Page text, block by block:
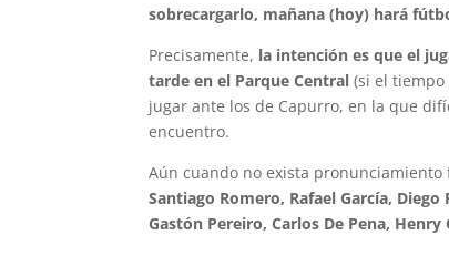
sobrecargarlo, mañana (hoy) hará
Precisamente, la intención es que el
tarde en el Parque Central (si el
jugar ante los de Capurro, en la que
encuentro.
Aún cuando no exista
Santiago Romero, Rafael García,
Gastón Pereiro, Carlos De Pena,